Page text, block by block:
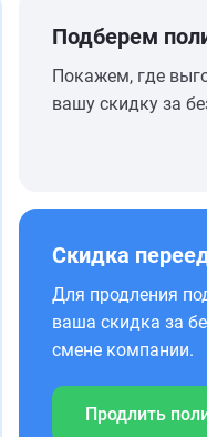
Подберем
Покажем, где
вашу скидку за
Скидка
Для продления
ваша скидка за
смене компании.
Продлить